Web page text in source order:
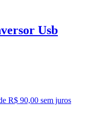
Usb
R$ 90,00 sem juros